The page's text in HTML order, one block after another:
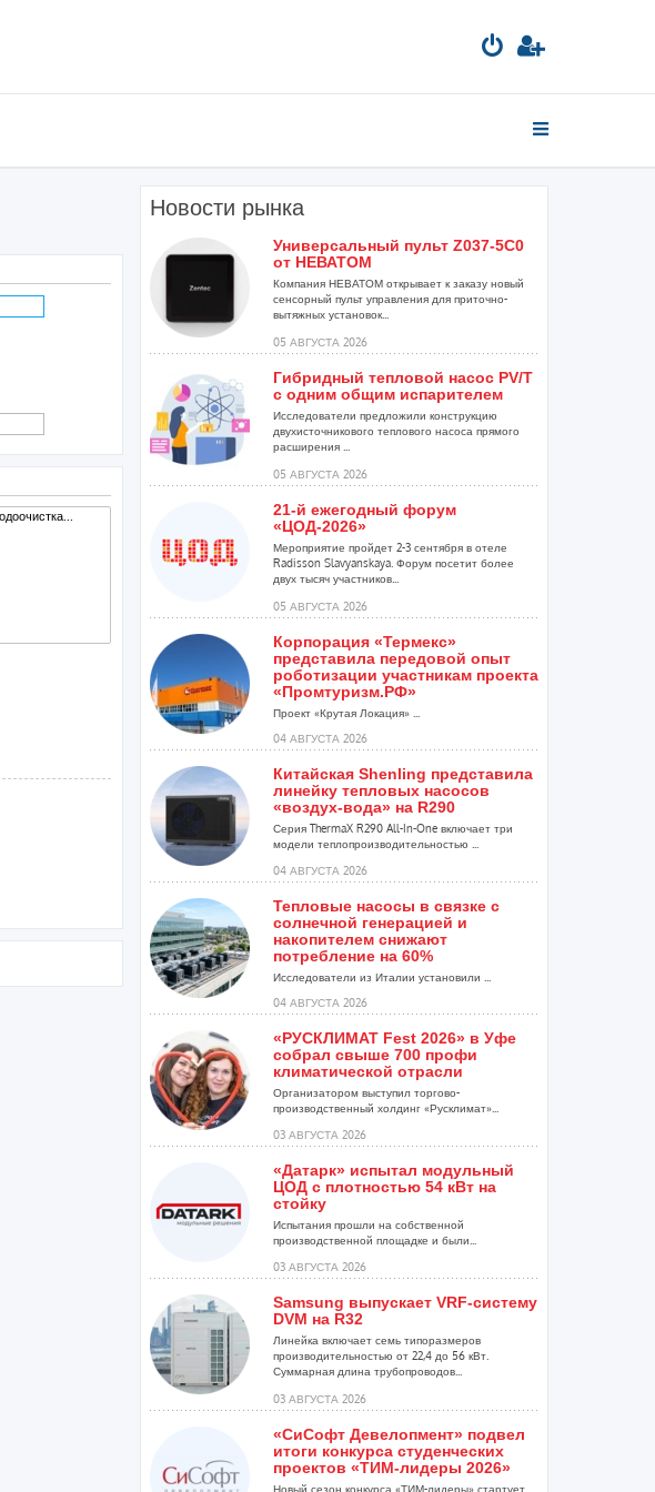
Новости рынка
Универсальный пульт Z037-5C0
от НЕВАТОМ
Компания НЕВАТОМ открывает к заказу новый
сенсорный пульт управления для приточно-
вытяжных установок...
05 АВГУСТА 2026
Гибридный тепловой насос PV/T
с одним общим испарителем
Исследователи предложили конструкцию
двухисточникового теплового насоса прямого
расширения ...
05 АВГУСТА 2026
21-й ежегодный форум
«ЦОД-2026»
Мероприятие пройдет 2-3 сентября в отеле
Radisson Slavyanskaya. Форум посетит более
двух тысяч участников...
05 АВГУСТА 2026
Корпорация «Термекс»
представила передовой опыт
роботизации участникам проекта
«Промтуризм.РФ»
Проект «Крутая Локация» ...
04 АВГУСТА 2026
Китайская Shenling представила
линейку тепловых насосов
«воздух-вода» на R290
Серия ThermaX R290 All-In-One включает три
модели теплопроизводительностью ...
04 АВГУСТА 2026
Тепловые насосы в связке с
солнечной генерацией и
накопителем снижают
потребление на 60%
Исследователи из Италии установили ...
04 АВГУСТА 2026
«РУСКЛИМАТ Fest 2026» в Уфе
собрал свыше 700 профи
климатической отрасли
Организатором выступил торгово-
производственный холдинг «Русклимат»...
03 АВГУСТА 2026
«Датарк» испытал модульный
ЦОД с плотностью 54 кВт на
стойку
Испытания прошли на собственной
производственной площадке и были...
03 АВГУСТА 2026
Samsung выпускает VRF-систему
DVM на R32
Линейка включает семь типоразмеров
производительностью от 22,4 до 56 кВт.
Суммарная длина трубопроводов...
03 АВГУСТА 2026
«СиСофт Девелопмент» подвел
итоги конкурса студенческих
проектов «ТИМ-лидеры 2026»
Новый сезон конкурса «ТИМ-лидеры» стартует